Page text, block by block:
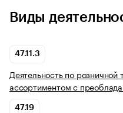
Виды
47.11.3
Деятельность по
ассортиментом с
47.19